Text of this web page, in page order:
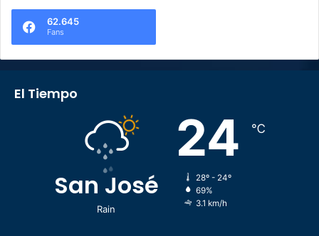
62.645
Fans
El Tiempo
San José
Rain
24 ℃
28º - 24º
69%
3.1 km/h